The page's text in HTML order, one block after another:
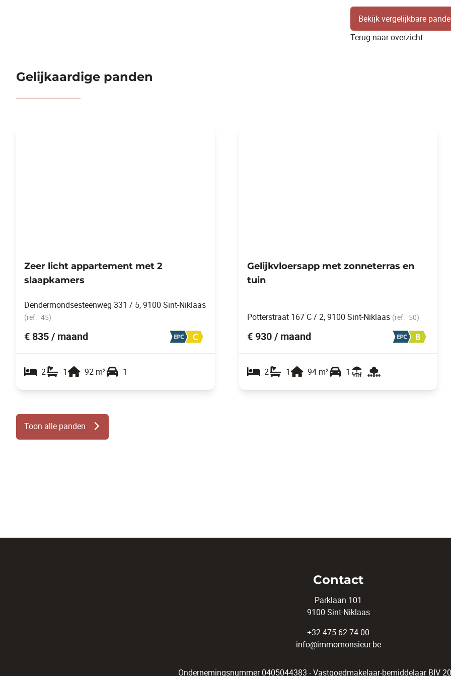
Bekijk vergelijkbare
Terug naar overzicht
Gelijkaardige panden
Zeer licht appartement met 2
slaapkamers
Dendermondsesteenweg 331 / 5, 9100 Sint-Niklaas
(ref. 45)
€ 835 / maand
2 1 92 m² 1
Gelijkvloersapp met zonneterras en
tuin
Potterstraat 167 C / 2, 9100 Sint-Niklaas (ref. 50)
€ 930 / maand
2 1 94 m² 1
Toon alle panden
Contact
Parklaan 101
9100 Sint-Niklaas
+32 475 62 74 00
info@immomonsieur.be
Ondernemingsnummer 0405044383 - Vastgoedmakelaar-bemiddelaar BIV